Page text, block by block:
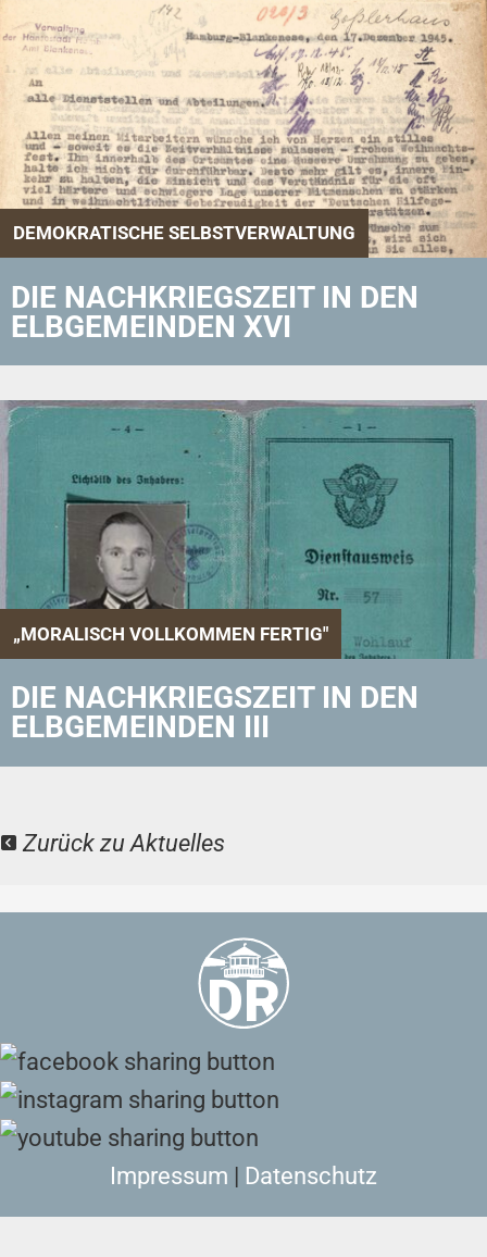
DEMOKRATISCHE SELBSTVERWALTUNG
DIE NACHKRIEGSZEIT IN DEN
ELBGEMEINDEN XVI
„MORALISCH VOLLKOMMEN FERTIG"
DIE NACHKRIEGSZEIT IN DEN
ELBGEMEINDEN III
Zurück zu Aktuelles
Impressum | Datenschutz